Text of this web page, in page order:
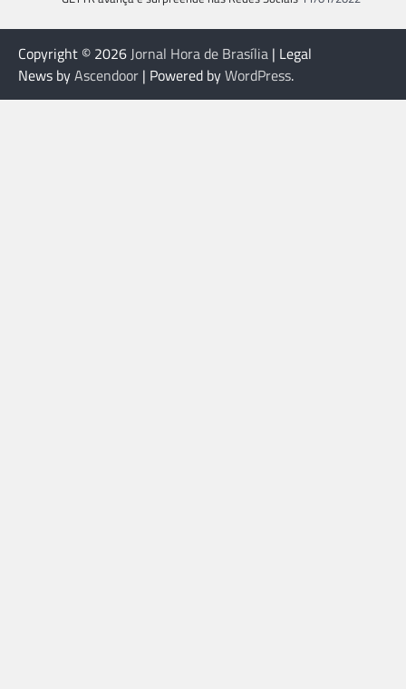
Copyright © 2026Jornal Hora de Brasília | Legal
News byAscendoor | Powered byWordPress.